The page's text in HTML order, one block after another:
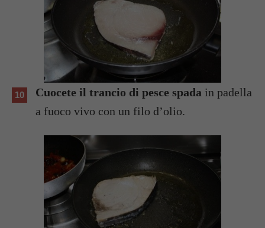
Cuocete il trancio di pesce spada in padella
a fuoco vivo con un filo d’olio.